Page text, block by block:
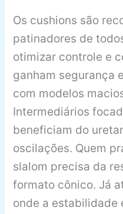
Os cushions são
patinadores de
otimizar controle e
ganham segurança
com modelos
Intermediários
beneficiam do
oscilações. Quem
slalom precisa da
formato cônico. Já
onde a estabilidade